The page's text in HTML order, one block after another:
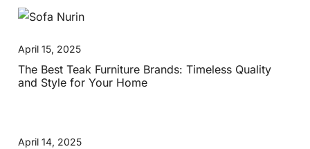
April 15, 2025
The Best Teak Furniture Brands: Timeless Quality
and Style for Your Home
April 14, 2025